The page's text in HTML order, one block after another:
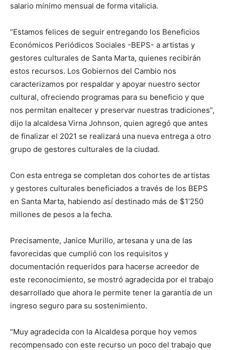
salario mínimo mensual de forma vitalicia.
“Estamos felices de seguir entregando los Beneficios
Económicos Periódicos Sociales -BEPS- a artistas y
gestores culturales de Santa Marta, quienes recibirán
estos recursos. Los Gobiernos del Cambio nos
caracterizamos por respaldar y apoyar nuestro sector
cultural, ofreciendo programas para su beneficio y que
nos permitan enaltecer y preservar nuestras tradiciones”,
dijo la alcaldesa Virna Johnson, quien agregó que antes
de finalizar el 2021 se realizará una nueva entrega a otro
grupo de gestores culturales de la ciudad.
Con esta entrega se completan dos cohortes de artistas
y gestores culturales beneficiados a través de los BEPS
en Santa Marta, habiendo así destinado más de $1’250
millones de pesos a la fecha.
Precisamente, Janice Murillo, artesana y una de las
favorecidas que cumplió con los requisitos y
documentación requeridos para hacerse acreedor de
este reconocimiento, se mostró agradecida por el trabajo
desarrollado que ahora le permite tener la garantía de un
ingreso seguro para su sostenimiento.
“Muy agradecida con la Alcaldesa porque hoy vemos
recompensado con este recurso un poco del trabajo que